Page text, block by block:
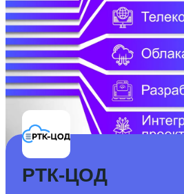
РТК-ЦОД